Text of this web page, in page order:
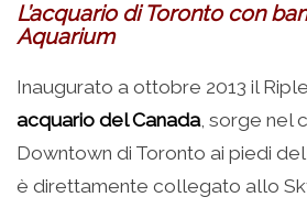
L’acquario di Toronto con
Aquarium
Inaugurato a ottobre 2013 il
acquario del Canada, sorge nel
Downtown di Toronto ai piedi
è direttamente collegato allo